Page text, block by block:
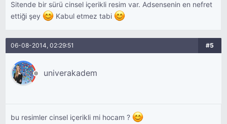
Sitende bir sürü cinsel içerikli resim var. Adsensenin en nefret
ettiği şey
Kabul etmez tabi
06-08-2014, 02:29:51 #5
univerakadem
bu resimler cinsel içerikli mi hocam ?